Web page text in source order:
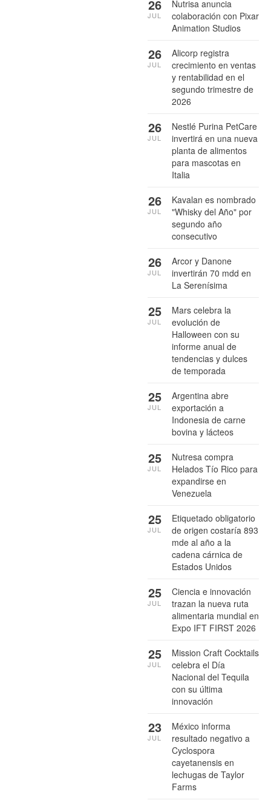
Nutrisa anuncia
colaboración con Pixar
Animation Studios
26
JUL
Alicorp registra
crecimiento en ventas
y rentabilidad en el
segundo trimestre de
2026
26
JUL
Nestlé Purina PetCare
invertirá en una nueva
planta de alimentos
para mascotas en
Italia
26
JUL
Kavalan es nombrado
"Whisky del Año" por
segundo año
consecutivo
26
JUL
Arcor y Danone
invertirán 70 mdd en
La Serenísima
26
JUL
Mars celebra la
evolución de
Halloween con su
informe anual de
tendencias y dulces
de temporada
25
JUL
Argentina abre
exportación a
Indonesia de carne
bovina y lácteos
25
JUL
Nutresa compra
Helados Tío Rico para
expandirse en
Venezuela
25
JUL
Etiquetado obligatorio
de origen costaría 893
mde al año a la
cadena cárnica de
Estados Unidos
25
JUL
Ciencia e innovación
trazan la nueva ruta
alimentaria mundial en
Expo IFT FIRST 2026
25
JUL
Mission Craft Cocktails
celebra el Día
Nacional del Tequila
con su última
innovación
25
JUL
México informa
resultado negativo a
Cyclospora
cayetanensis en
lechugas de Taylor
Farms
23
JUL